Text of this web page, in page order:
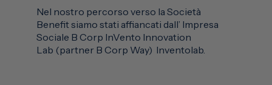
Nel nostro percorso verso la Società
Benefit siamo stati affiancati dall’ Impresa
Sociale B Corp InVento Innovation
Lab (partner B Corp Way) Inventolab.